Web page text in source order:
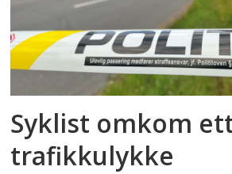
Syklist omkom
trafikkulykke